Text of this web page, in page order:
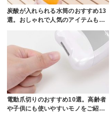
炭酸が入れられる水筒のおすすめ13
選。おしゃれで人気のアイテムも…
電動爪切りのおすすめ10選。高齢者
や子供にも使いやすいモノをご紹…